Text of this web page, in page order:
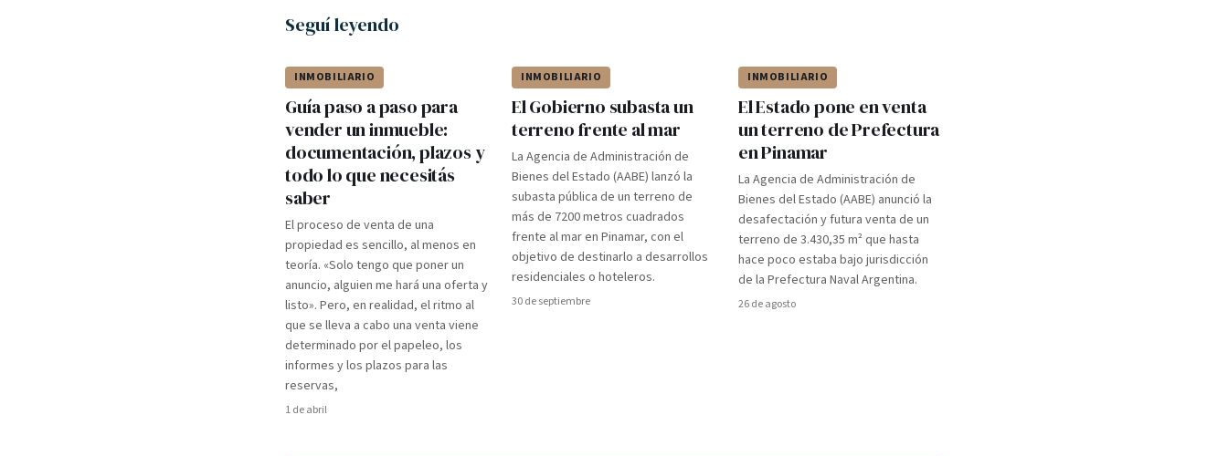
Seguí leyendo
INMOBILIARIO
Guía paso a paso para
vender un inmueble:
documentación, plazos y
todo lo que necesitás
saber
El proceso de venta de una
propiedad es sencillo, al menos en
teoría. «Solo tengo que poner un
anuncio, alguien me hará una oferta y
listo». Pero, en realidad, el ritmo al
que se lleva a cabo una venta viene
determinado por el papeleo, los
informes y los plazos para las
reservas,
1 de abril
INMOBILIARIO
El Gobierno subasta un
terreno frente al mar
La Agencia de Administración de
Bienes del Estado (AABE) lanzó la
subasta pública de un terreno de
más de 7200 metros cuadrados
frente al mar en Pinamar, con el
objetivo de destinarlo a desarrollos
residenciales o hoteleros.
30 de septiembre
INMOBILIARIO
El Estado pone en venta
un terreno de Prefectura
en Pinamar
La Agencia de Administración de
Bienes del Estado (AABE) anunció la
desafectación y futura venta de un
terreno de 3.430,35 m² que hasta
hace poco estaba bajo jurisdicción
de la Prefectura Naval Argentina.
26 de agosto